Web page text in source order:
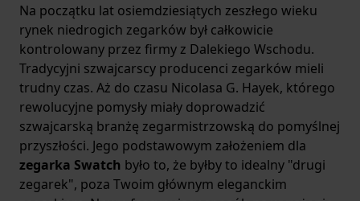
Na początku lat osiemdziesiątych zeszłego wieku
rynek niedrogich zegarków był całkowicie
kontrolowany przez firmy z Dalekiego Wschodu.
Tradycyjni szwajcarscy producenci zegarków mieli
trudny czas. Aż do czasu Nicolasa G. Hayek, którego
rewolucyjne pomysły miały doprowadzić
szwajcarską branżę zegarmistrzowską do pomyślnej
przyszłości. Jego podstawowym założeniem dla
zegarka Swatch było to, że byłby to idealny "drugi
zegarek", poza Twoim głównym eleganckim